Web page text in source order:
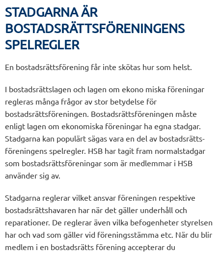
STADGARNA ÄR
BOSTADSRÄTTSFÖRENINGENS
SPELREGLER
En bostadsrättsförening får inte skötas hur som helst.
I bostadsrättslagen och lagen om ekono miska föreningar
regleras många frågor av stor betydelse för
bostadsrättsföreningen. Bostadsrättsföreningen måste
enligt lagen om ekonomiska föreningar ha egna stadgar.
Stadgarna kan populärt sägas vara en del av bostadsrätts-
föreningens spelregler. HSB har tagit fram normalstadgar
som bostadsrättsföreningar som är medlemmar i HSB
använder sig av.
Stadgarna reglerar vilket ansvar föreningen respektive
bostadsrättshavaren har när det gäller underhåll och
reparationer. De reglerar även vilka befogenheter styrelsen
har och vad som gäller vid föreningsstämma etc. När du blir
medlem i en bostadsrätts förening accepterar du